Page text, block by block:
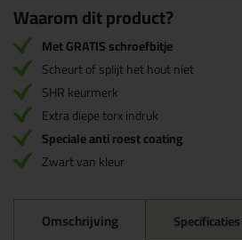
Waarom dit product?
Met GRATIS schroefbitje
Scheurt of splijt het hout niet
SHR keurmerk
Extra diepe torx indruk
Speciale anti roest coating
Zwart van kleur
Omschrijving Specificaties